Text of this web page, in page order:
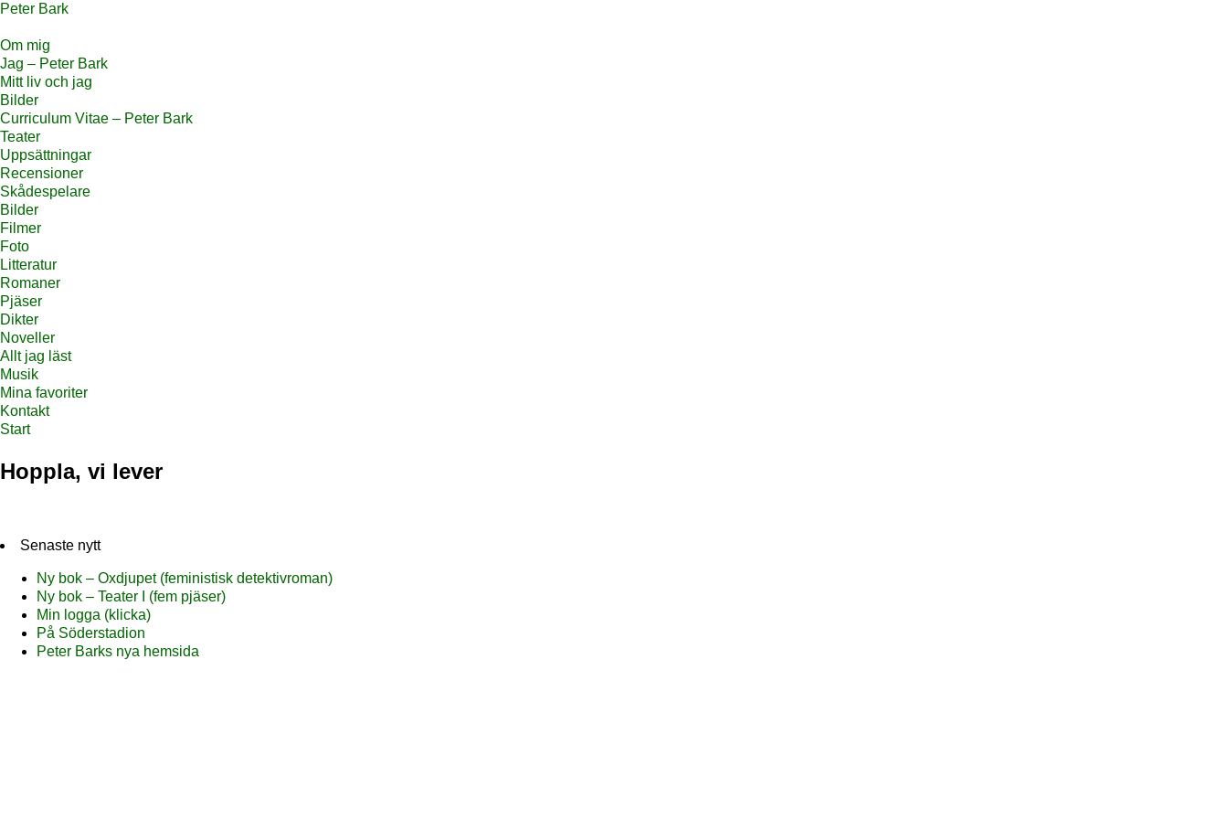
Peter Bark
Om mig
Jag – Peter Bark
Mitt liv och jag
Bilder
Curriculum Vitae – Peter Bark
Teater
Uppsättningar
Recensioner
Skådespelare
Bilder
Filmer
Foto
Litteratur
Romaner
Pjäser
Dikter
Noveller
Allt jag läst
Musik
Mina favoriter
Kontakt
Start
Hoppla, vi lever
Senaste nytt
Ny bok – Oxdjupet (feministisk detektivroman)
Ny bok – Teater I (fem pjäser)
Min logga (klicka)
På Söderstadion
Peter Barks nya hemsida